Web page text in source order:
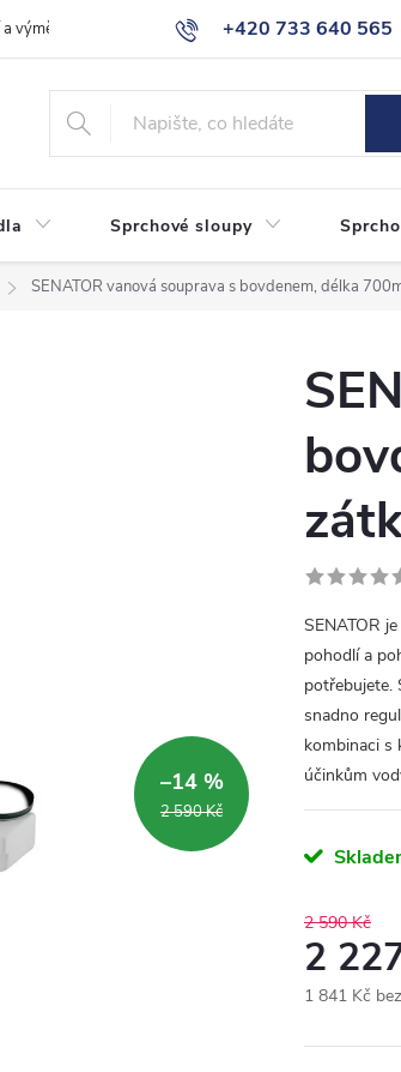
+420 733 640 565
info@eshop-
výměna zboží Reklamace Obchodní podmínky
Sprchové sloupy
SENATOR vanová souprava s bovdenem, délka
2 590 Kč
–14 %
SENATOR
pohodlí a
potřebujete.
snadno
kombinaci s
účinkům
2 590 Kč
2
1 841 Kč
cena: